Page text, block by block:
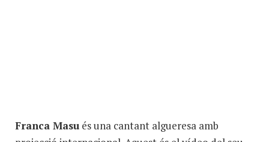
Franca Masu és una cantant algueresa amb